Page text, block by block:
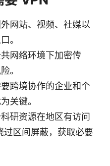
网站、视频、社媒以
。
网络环境下加密传
。
跨境协作的企业和个
关键。
研资源在地区有访问
过区间屏蔽，获取必要